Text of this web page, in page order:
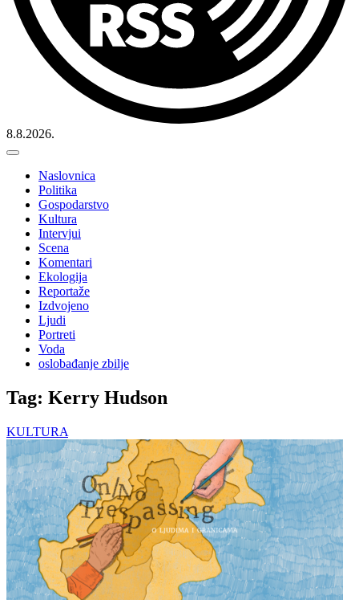
8.8.2026.
Naslovnica
Politika
Gospodarstvo
Kultura
Intervjui
Scena
Komentari
Ekologija
Reportaže
Izdvojeno
Ljudi
Portreti
Voda
oslobađanje zbilje
Tag: Kerry Hudson
KULTURA